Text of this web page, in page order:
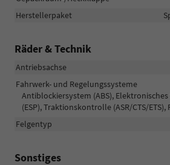
Herstellerpaket
Räder & Technik
Antriebsachse
Fahrwerk- und Regelungssysteme
Antiblockiersystem (ABS),
(ESP), Traktionskontrolle (ASR/CTS/
Felgentyp
Sonstiges